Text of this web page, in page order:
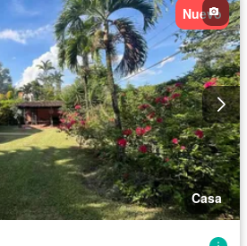
Nuevo
Casa